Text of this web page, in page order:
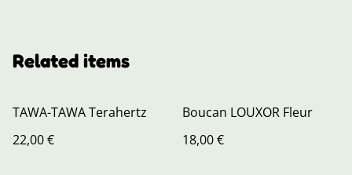
Related items
TAWA-TAWA Terahertz
22,00 €
Boucan LOUXOR Fleur
18,00 €